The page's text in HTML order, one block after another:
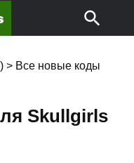
> Все новые коды
Skullgirls